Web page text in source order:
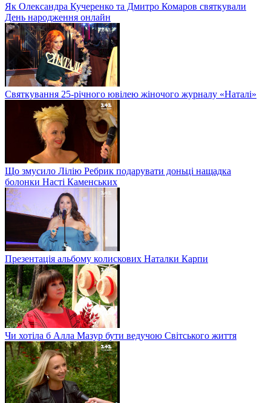
Як Олександра Кучеренко та Дмитро Комаров святкували
День народження онлайн
Святкування 25-річного ювілею жіночого журналу «Наталі»
Що змусило Лілію Ребрик подарувати доньці нащадка
болонки Насті Каменських
Презентація альбому колискових Наталки Карпи
Чи хотіла б Алла Мазур бути ведучою Світського життя